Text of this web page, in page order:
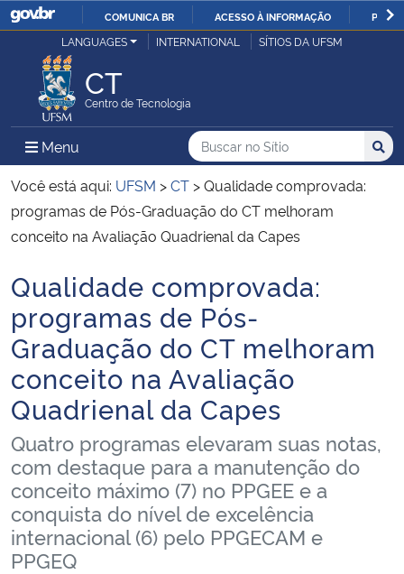
IR
COMUNICA BR ACESSO À INFORMAÇÃO
Ministério da Justiça e Segurança Pública
Ministério da Defesa
Ministério das Relações Exteriores
Ministério da Economia
Ministério da Infraestrutura
Ministério da Agricultura, Pecuária e Abastecimento
Ministério da Educação
Ministério da Cidadania
Ministério da Saúde
Ministério de Minas e Energia
Ministério da Ciência, Tecnologia, Inovações e Comunicações
LANGUAGES INTERNATIONAL SÍTIOS DA UFSM
CT
Centro de Tecnologia
Menu Menu Principal do Sítio
Busca
Buscar no no Sítio
Busca:
Você está aqui: UFSM >CT >Qualidade comprovada:
programas de Pós-Graduação do CT melhoram
conceito na Avaliação Quadrienal da Capes
Início do conteúdo
Qualidade comprovada:
programas de Pós-
Graduação do CT melhoram
conceito na Avaliação
Quadrienal da Capes
Quatro programas elevaram suas notas,
com destaque para a manutenção do
conceito máximo (7) no PPGEE e a
conquista do nível de excelência
internacional (6) pelo PPGECAM e
PPGEQ